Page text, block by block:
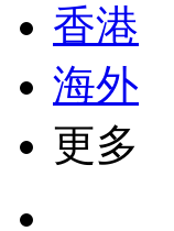
香港
海外
更多